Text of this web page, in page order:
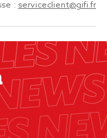
: serviceclient@gifi.fr